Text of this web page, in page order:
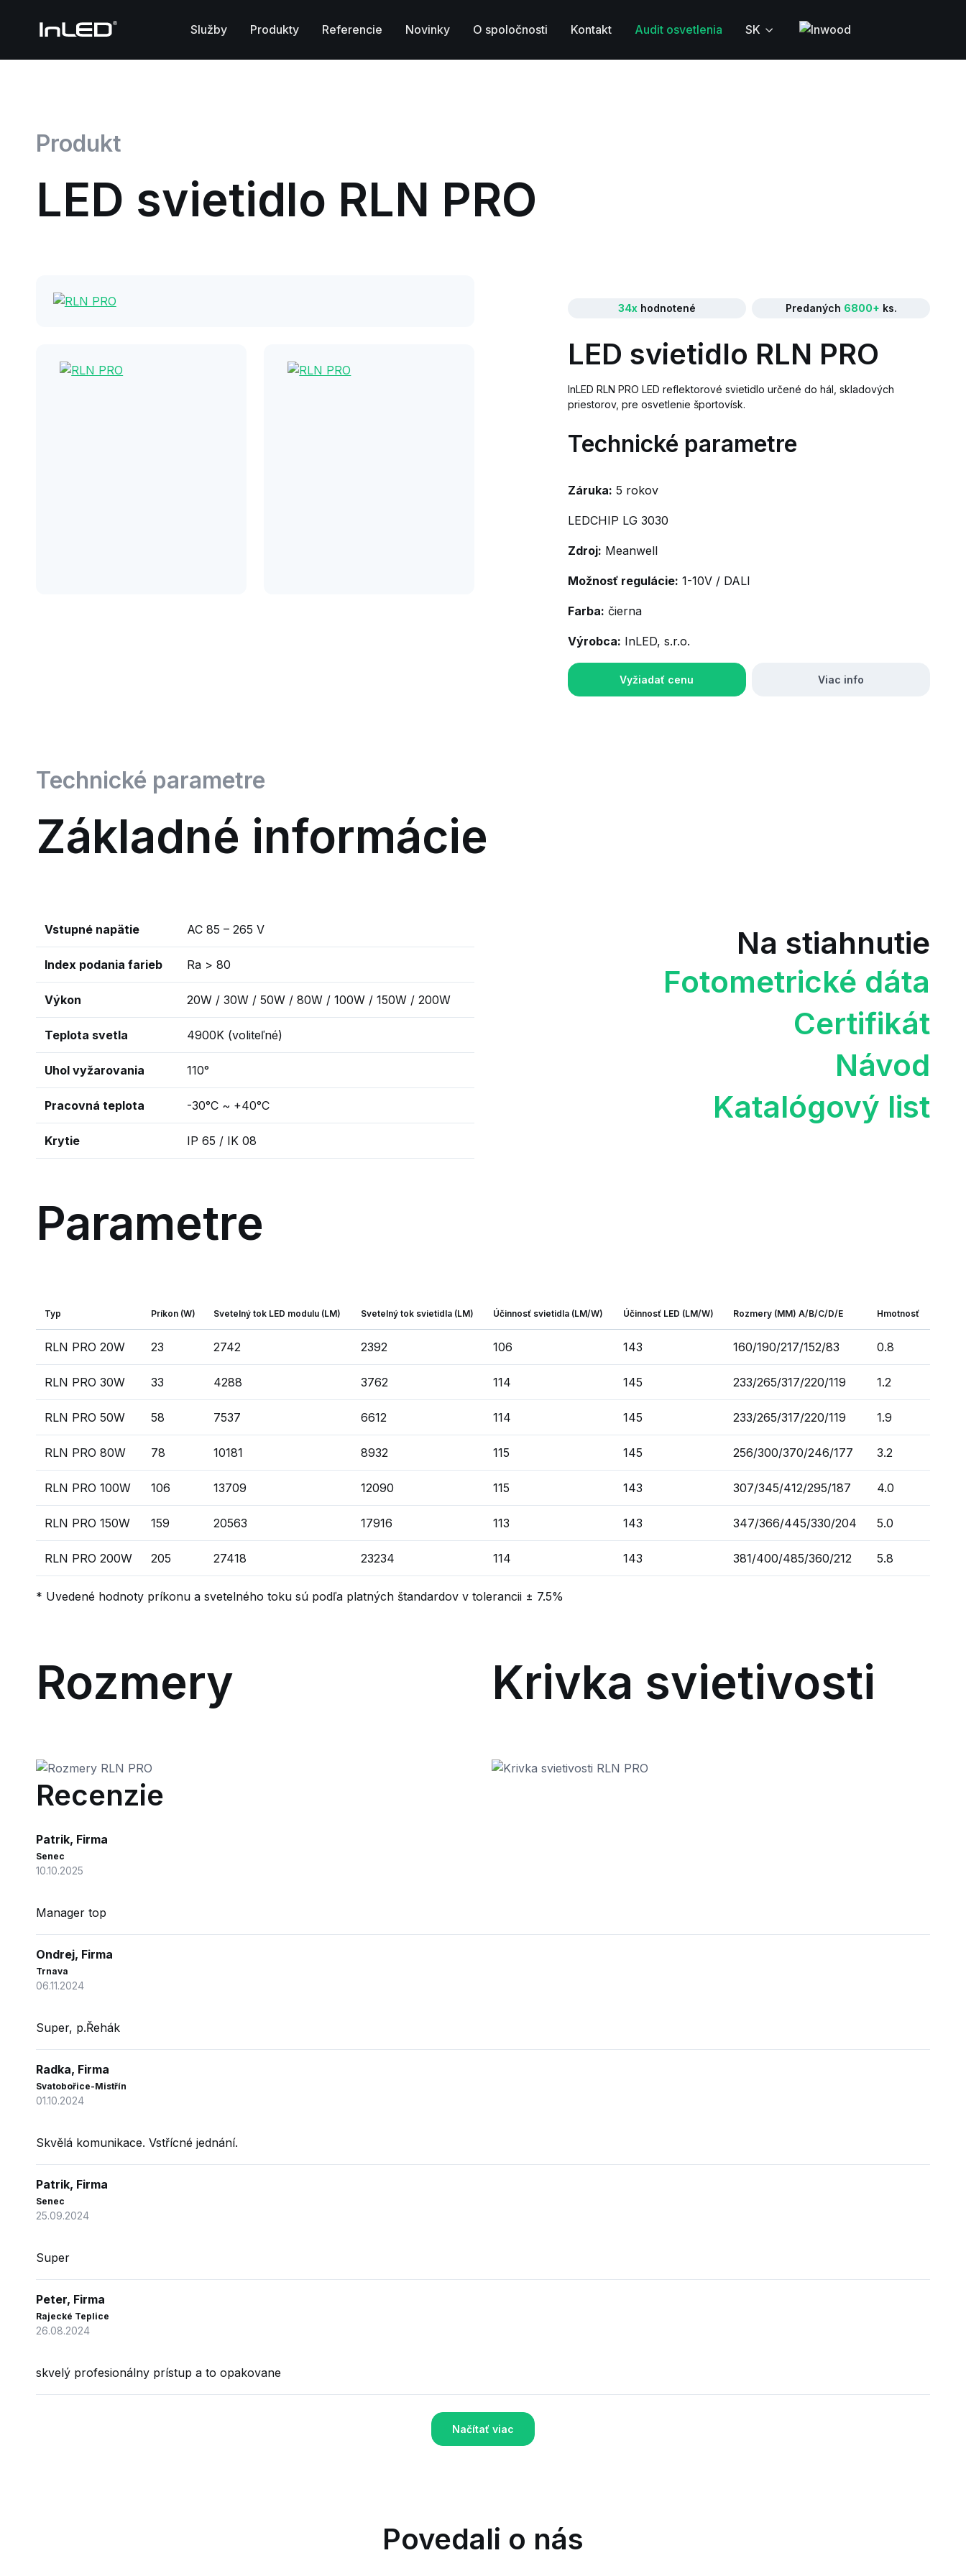
Služby Produkty Referencie Novinky O spoločnosti Kontakt Audit osvetlenia SK
Produkt
LED svietidlo RLN PRO
34x hodnotené Predaných 6800+ ks.
LED svietidlo RLN PRO
InLED RLN PRO LED reflektorové svietidlo určené do hál, skladových
priestorov, pre osvetlenie športovísk.
Technické parametre
Záruka: 5 rokov
LEDCHIP LG 3030
Zdroj: Meanwell
Možnosť regulácie: 1-10V / DALI
Farba: čierna
Výrobca: InLED, s.r.o.
Vyžiadať cenu Viac info
Technické parametre
Základné informácie
Vstupné napätie AC 85 – 265 V
Index podania farieb Ra > 80
Výkon 20W / 30W / 50W / 80W / 100W / 150W / 200W
Teplota svetla 4900K (voliteľné)
Uhol vyžarovania 110°
Pracovná teplota -30°C ~ +40°C
Krytie IP 65 / IK 08
Na stiahnutie
Fotometrické dáta
Certifikát
Návod
Katalógový list
Parametre
Typ Príkon (W) Svetelný tok LED modulu (LM) Svetelný tok svietidla (LM) Účinnosť svietidla (LM/W) Účinnosť LED (LM/W) Rozmery (MM) A/B/C/D/E Hmotnosť
RLN PRO 20W 23 2742 2392 106 143 160/190/217/152/83 0.8
RLN PRO 30W 33 4288 3762 114 145 233/265/317/220/119 1.2
RLN PRO 50W 58 7537 6612 114 145 233/265/317/220/119 1.9
RLN PRO 80W 78 10181 8932 115 145 256/300/370/246/177 3.2
RLN PRO 100W 106 13709 12090 115 143 307/345/412/295/187 4.0
RLN PRO 150W 159 20563 17916 113 143 347/366/445/330/204 5.0
RLN PRO 200W 205 27418 23234 114 143 381/400/485/360/212 5.8
* Uvedené hodnoty príkonu a svetelného toku sú podľa platných štandardov v tolerancii ± 7.5%
Rozmery Krivka svietivosti
Recenzie
Patrik, Firma
Senec
10.10.2025
Manager top
Ondrej, Firma
Trnava
06.11.2024
Super, p.Řehák
Radka, Firma
Svatobořice-Mistřín
01.10.2024
Skvělá komunikace. Vstřícné jednání.
Patrik, Firma
Senec
25.09.2024
Super
Peter, Firma
Rajecké Teplice
26.08.2024
skvelý profesionálny prístup a to opakovane
Načítať viac
Povedali o nás